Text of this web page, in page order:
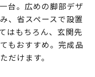
台。広めの脚部デザ
、省スペースで設置
はもちろん、玄関先
もおすすめ。完成品
だけます。